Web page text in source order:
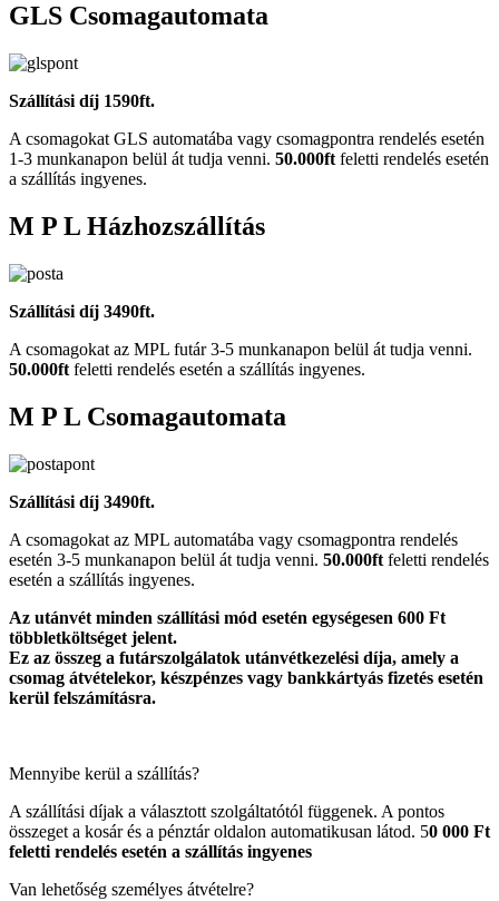
GLS Csomagautomata
Szállítási díj 1590ft.
A csomagokat GLS automatába vagy csomagpontra rendelés esetén
1-3 munkanapon belül át tudja venni. 50.000ft feletti rendelés esetén
a szállítás ingyenes.
M P L Házhozszállítás
Szállítási díj 3490ft.
A csomagokat az MPL futár 3-5 munkanapon belül át tudja venni.
50.000ft feletti rendelés esetén a szállítás ingyenes.
M P L Csomagautomata
Szállítási díj 3490ft.
A csomagokat az MPL automatába vagy csomagpontra rendelés
esetén 3-5 munkanapon belül át tudja venni. 50.000ft feletti rendelés
esetén a szállítás ingyenes.
Az utánvét minden szállítási mód esetén egységesen 600 Ft
többletköltséget jelent.
Ez az összeg a futárszolgálatok utánvétkezelési díja, amely a
csomag átvételekor, készpénzes vagy bankkártyás fizetés esetén
kerül felszámításra.
Mennyibe kerül a szállítás?
A szállítási díjak a választott szolgáltatótól függenek. A pontos
összeget a kosár és a pénztár oldalon automatikusan látod. 50 000 Ft
feletti rendelés esetén a szállítás ingyenes
Van lehetőség személyes átvételre?